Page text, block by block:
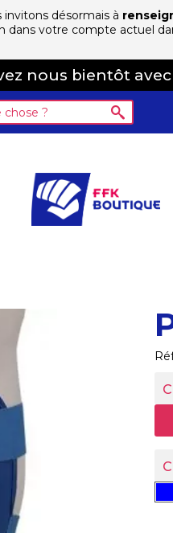
désormais à
dans votre compte actuel
nous bientôt